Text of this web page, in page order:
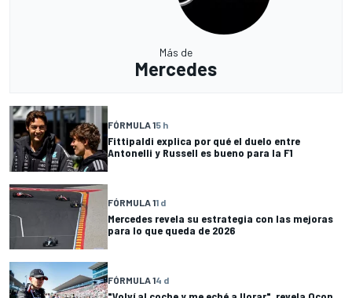
Más de
Mercedes
FÓRMULA 15 h
Fittipaldi explica por qué el duelo entre
Antonelli y Russell es bueno para la F1
FÓRMULA 11 d
Mercedes revela su estrategia con las mejoras
para lo que queda de 2026
FÓRMULA 14 d